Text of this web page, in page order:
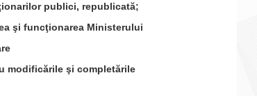
publici, republicată;
şi funcţionarea Ministerului
şi completările